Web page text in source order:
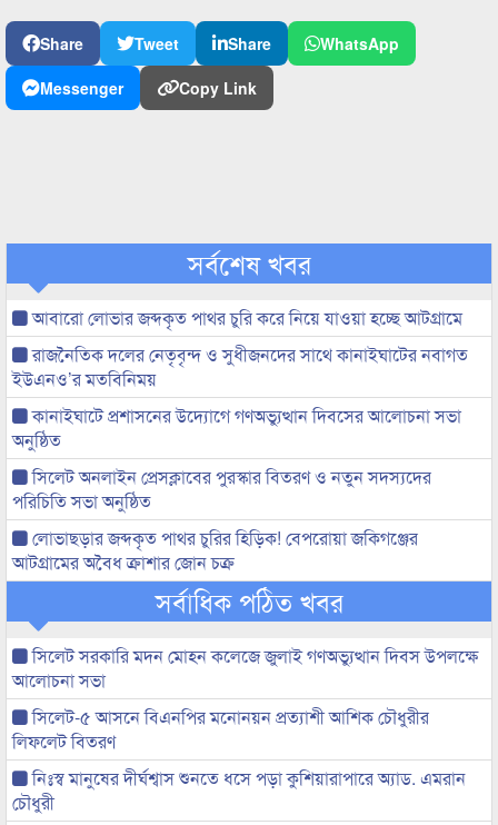
Share Tweet Share
WhatsApp
Messenger
Copy Link
সর্বশেষ খবর
আবারো লোভার জব্দকৃত পাথর চুরি করে নিয়ে যাওয়া হচ্ছে আটগ্রামে
রাজনৈতিক দলের নেতৃবৃন্দ ও সুধীজনদের সাথে কানাইঘাটের নবাগত
ইউএনও’র মতবিনিময়
কানাইঘাটে প্রশাসনের উদ্যোগে গণঅভ্যুত্থান দিবসের আলোচনা সভা
অনুষ্ঠিত
সিলেট অনলাইন প্রেসক্লাবের পুরস্কার বিতরণ ও নতুন সদস্যদের
পরিচিতি সভা অনুষ্ঠিত
লোভাছড়ার জব্দকৃত পাথর চুরির হিড়িক! বেপরোয়া জকিগঞ্জের
আটগ্রামের অবৈধ ক্রাশার জোন চক্র
সর্বাধিক পঠিত খবর
সিলেট সরকারি মদন মোহন কলেজে জুলাই গণঅভ্যুত্থান দিবস উপলক্ষে
আলোচনা সভা
সিলেট-৫ আসনে বিএনপির মনোনয়ন প্রত্যাশী আশিক চৌধুরীর
লিফলেট বিতরণ
নিঃস্ব মানুষের দীর্ঘশ্বাস শুনতে ধসে পড়া কুশিয়ারাপারে অ্যাড. এমরান
চৌধুরী